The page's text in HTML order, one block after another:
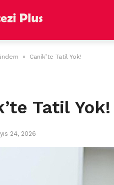
» Canik’te Tatil Yok!
Tatil Yok!
24, 2026